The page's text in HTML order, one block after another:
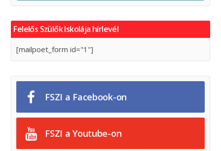
Felelős Szülők Iskolája hírlevél
[mailpoet_form id="1"]
FSZI a Facebook-on
FSZI a Youtube-on